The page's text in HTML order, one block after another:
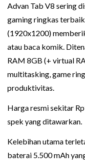
Advan Tab V8 sering
gaming ringkas
(1920x1200)
atau baca komik.
RAM 8GB (+ virtual
multitasking, game
produktivitas.
Harga resmi sekitar
spek yang ditawarkan.
Kelebihan utama
baterai 5.500 mAh